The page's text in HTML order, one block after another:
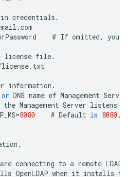
credentials .
.com
# If omitted, you
license file.
license. txt
information .
or DNS name of Management Server
the Management Server listens
=8080 # Default is 8080 .
.
are connecting to a remote LDAP
OpenLDAP when it installs